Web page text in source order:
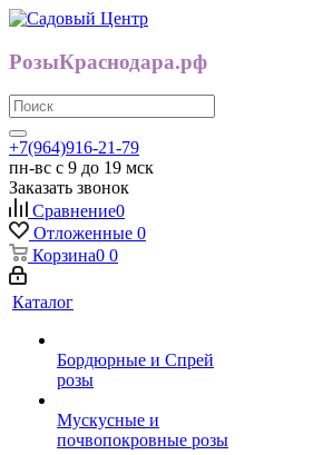
РозыКраснодара.рф
+7(964)916-21-79
пн-вс с 9 до 19 мск
Заказать звонок
Сравнение0
Отложенные 0
Корзина0 0
Каталог
Бордюрные и Спрей
розы
Мускусные и
почвопокровные розы